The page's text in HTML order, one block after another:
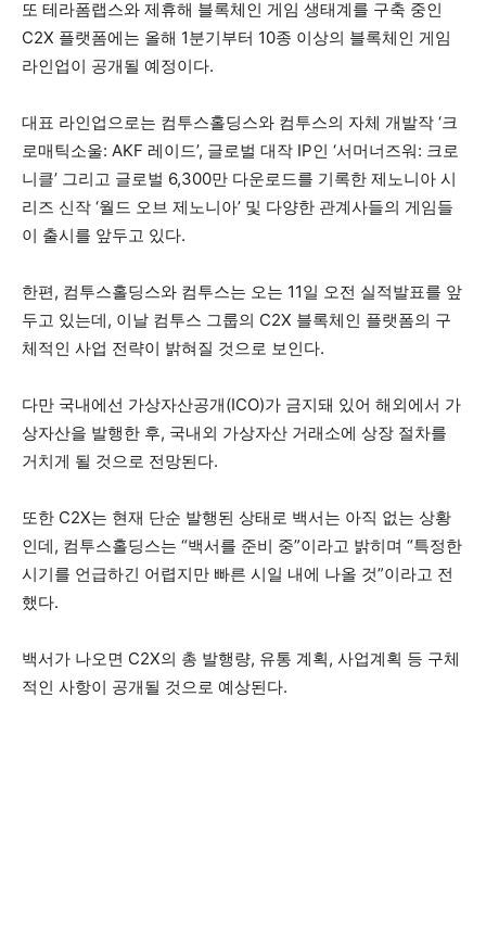
또 테라폼랩스와 제휴해 블록체인 게임 생태계를 구축 중인
C2X 플랫폼에는 올해 1분기부터 10종 이상의 블록체인 게임
라인업이 공개될 예정이다.
대표 라인업으로는 컴투스홀딩스와 컴투스의 자체 개발작 ‘크
로매틱소울: AKF 레이드’, 글로벌 대작 IP인 ‘서머너즈워: 크로
니클’ 그리고 글로벌 6,300만 다운로드를 기록한 제노니아 시
리즈 신작 ‘월드 오브 제노니아’ 및 다양한 관계사들의 게임들
이 출시를 앞두고 있다.
한편, 컴투스홀딩스와 컴투스는 오는 11일 오전 실적발표를 앞
두고 있는데, 이날 컴투스 그룹의 C2X 블록체인 플랫폼의 구
체적인 사업 전략이 밝혀질 것으로 보인다.
다만 국내에선 가상자산공개(ICO)가 금지돼 있어 해외에서 가
상자산을 발행한 후, 국내외 가상자산 거래소에 상장 절차를
거치게 될 것으로 전망된다.
또한 C2X는 현재 단순 발행된 상태로 백서는 아직 없는 상황
인데, 컴투스홀딩스는 “백서를 준비 중”이라고 밝히며 “특정한
시기를 언급하긴 어렵지만 빠른 시일 내에 나올 것”이라고 전
했다.
백서가 나오면 C2X의 총 발행량, 유통 계획, 사업계획 등 구체
적인 사항이 공개될 것으로 예상된다.